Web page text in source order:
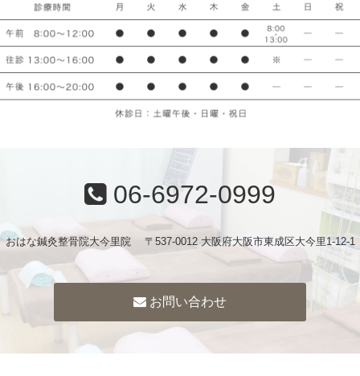
06-6972-0999
おはな鍼灸整骨院大今里院 〒537-0012 大阪府大阪市東成区大今里1-12-1
お問い合わせ